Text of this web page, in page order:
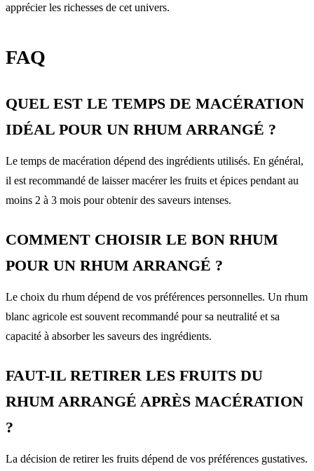
apprécier les richesses de cet univers.
FAQ
QUEL EST LE TEMPS DE MACÉRATION
IDÉAL POUR UN RHUM ARRANGÉ ?
Le temps de macération dépend des ingrédients utilisés. En général,
il est recommandé de laisser macérer les fruits et épices pendant au
moins 2 à 3 mois pour obtenir des saveurs intenses.
COMMENT CHOISIR LE BON RHUM
POUR UN RHUM ARRANGÉ ?
Le choix du rhum dépend de vos préférences personnelles. Un rhum
blanc agricole est souvent recommandé pour sa neutralité et sa
capacité à absorber les saveurs des ingrédients.
FAUT-IL RETIRER LES FRUITS DU
RHUM ARRANGÉ APRÈS MACÉRATION
?
La décision de retirer les fruits dépend de vos préférences gustatives.